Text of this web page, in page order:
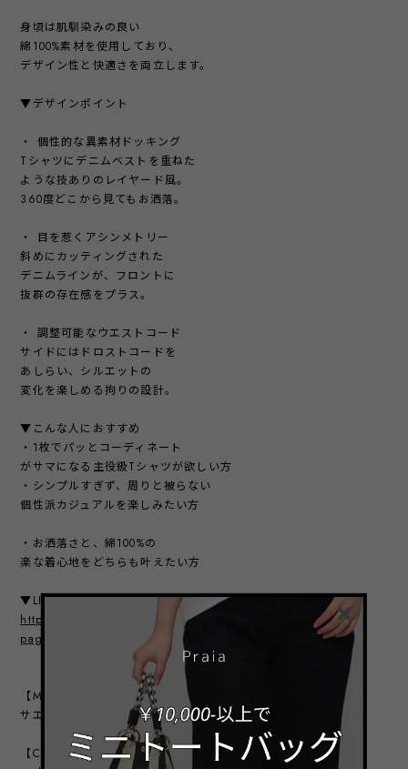
身頃は肌馴染みの良い
綿100%素材を使用しており、
デザイン性と快適さを両立します。
▼デザインポイント
・ 個性的な異素材ドッキング
Tシャツにデニムベストを重ねた
ような技ありのレイヤード風。
360度どこから見てもお洒落。
・ 目を惹くアシンメトリー
斜めにカッティングされた
デニムラインが、フロントに
抜群の存在感をプラス。
・ 調整可能なウエストコード
サイドにはドロストコードを
あしらい、シルエットの
変化を楽しめる拘りの設計。
▼こんな人におすすめ
・1枚でパッとコーディネート
がサマになる主役級Tシャツが欲しい方
・シンプルすぎず、周りと被らない
個性派カジュアルを楽しみたい方
・お洒落さと、綿100%の
楽な着心地をどちらも叶えたい方
▼LINEショップ（送料無料）
https://liff.line.me/2006160899-kEZr4o0G?
page=item&itemId=27468
【MODEL】
サエラ：168㎝
【COLOR VARIATION】